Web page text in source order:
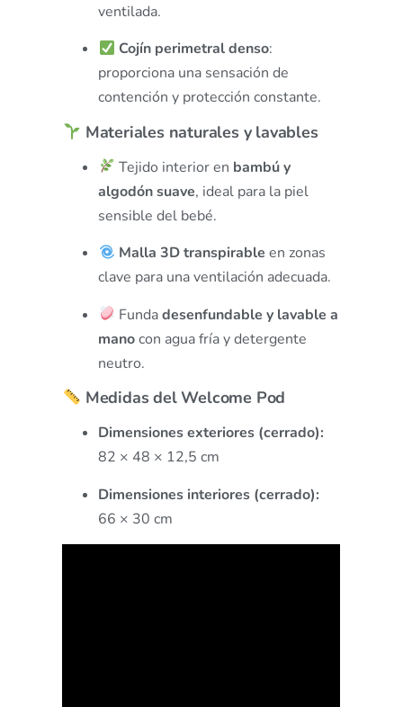
ventilada.
Cojín perimetral denso:
proporciona una sensación de
contención y protección constante.
Materiales naturales y lavables
Tejido interior en bambú y
algodón suave, ideal para la piel
sensible del bebé.
Malla 3D transpirable en zonas
clave para una ventilación adecuada.
Fundadesenfundable y lavable a
manocon agua fría y detergente
neutro.
Medidas del Welcome Pod
Dimensiones exteriores (cerrado):
82 × 48 × 12,5 cm
Dimensiones interiores (cerrado):
66 × 30 cm